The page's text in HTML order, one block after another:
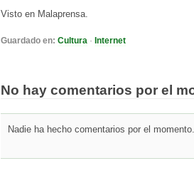
Visto en Malaprensa.
Guardado en: Cultura · Internet
No hay comentarios por el
Nadie ha hecho comentarios por el